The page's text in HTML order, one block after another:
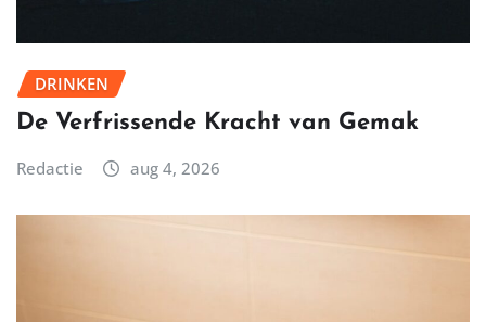
DRINKEN
De Verfrissende Kracht van Gemak
Redactie aug 4, 2026